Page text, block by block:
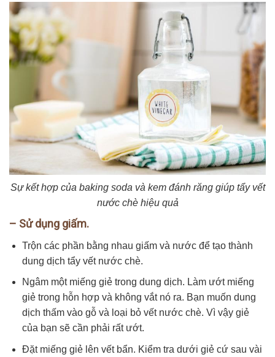
Sự kết hợp của baking soda và kem đánh răng giúp tẩy vết
nước chè hiệu quả
– Sử dụng giấm.
Trộn các phần bằng nhau giấm và nước để tạo thành
dung dịch tẩy vết nước chè.
Ngâm một miếng giẻ trong dung dịch. Làm ướt miếng
giẻ trong hỗn hợp và không vắt nó ra. Bạn muốn dung
dịch thấm vào gỗ và loại bỏ vết nước chè. Vì vậy giẻ
của bạn sẽ cần phải rất ướt.
Đặt miếng giẻ lên vết bẩn. Kiểm tra dưới giẻ cứ sau vài